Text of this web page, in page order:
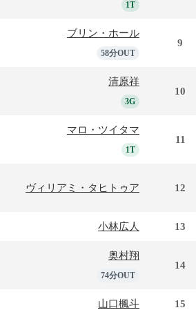
1T
ブリン・ホール
58分OUT
9
清原祥
3G
10
マロ・ツイタマ
1T
11
ヴィリアミ・タヒトゥア 12
小林広人 13
奥村翔
74分OUT
14
山口楓斗 15